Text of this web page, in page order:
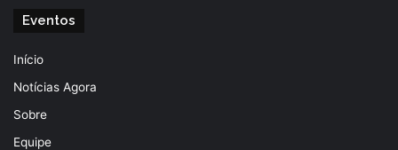
Eventos
Início
Notícias Agora
Sobre
Equipe